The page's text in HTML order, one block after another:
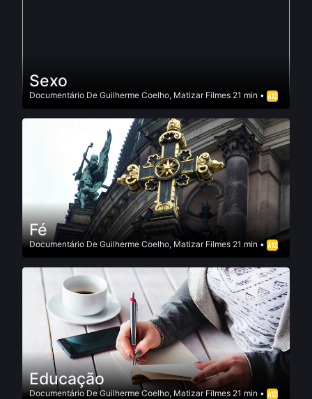
Sexo
Documentário De Guilherme Coelho, Matizar Filmes 21 min •
Fé
Documentário De Guilherme Coelho, Matizar Filmes 21 min •
Educação
DocumentárioDeGuilherme Coelho, Matizar Filmes 21 min •